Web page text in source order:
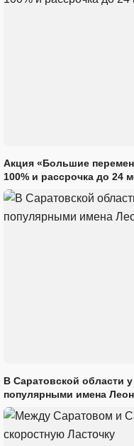
Акция «Большие
100% и рассрочка до 24
В Саратовской области
популярными имена